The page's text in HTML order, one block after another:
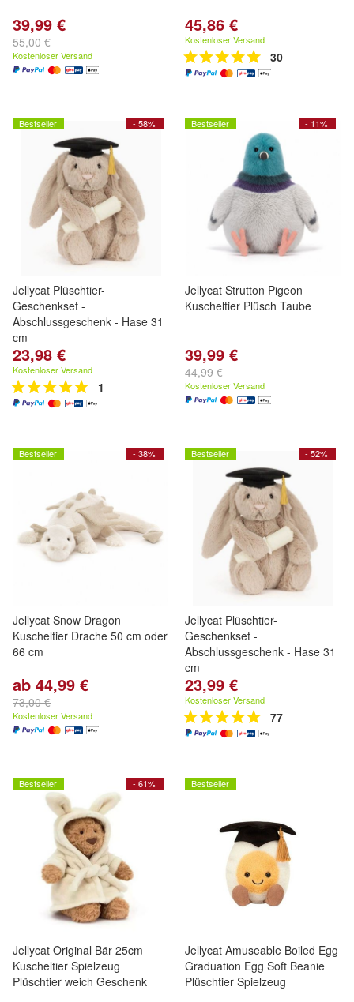
39,99 €
55,00 €
Kostenloser Versand
45,86 €
Kostenloser Versand
30
- 58%
Bestseller
Jellycat Plüschtier-
Geschenkset -
Abschlussgeschenk - Hase 31
cm
23,98 €
Kostenloser Versand
1
- 11%
Bestseller
Jellycat Strutton Pigeon
Kuscheltier Plüsch Taube
39,99 €
44,99 €
Kostenloser Versand
- 38%
Bestseller
Jellycat Snow Dragon
Kuscheltier Drache 50 cm oder
66 cm
ab 44,99 €
73,00 €
Kostenloser Versand
- 52%
Bestseller
Jellycat Plüschtier-
Geschenkset -
Abschlussgeschenk - Hase 31
cm
23,99 €
Kostenloser Versand
77
- 61%
Bestseller
Jellycat Original Bär 25cm
Kuscheltier Spielzeug
Plüschtier weich Geschenk
Bestseller
Jellycat Amuseable Boiled Egg
Graduation Egg Soft Beanie
Plüschtier Spielzeug